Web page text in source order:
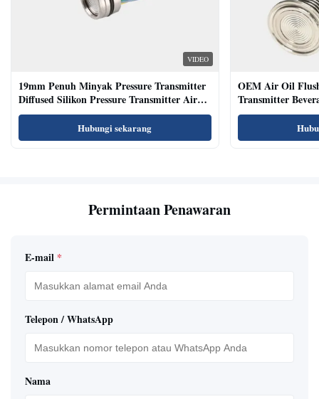
VIDEO
19mm Penuh Minyak Pressure Transmitter
Diffused Silikon Pressure Transmitter Air
Oil Test
Hubungi sekarang
OEM Air Oil
Transmitter
Sensor
Permintaan Penawaran
E-mail *
Telepon / WhatsApp
Nama